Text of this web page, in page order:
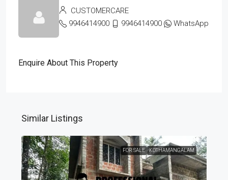
CUSTOMERCARE
9946414900
9946414900 WhatsApp
Enquire About This Property
Similar Listings
FOR SALE KOTHAMANGALAM